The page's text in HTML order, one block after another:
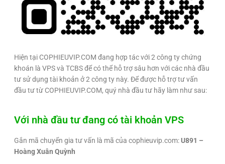
Hiện tại COPHIEUVIP.COM đang hợp tác với 2 công ty chứng
khoán là VPS và TCBS để có thể hỗ trợ sâu hơn với các nhà đầu
tư sử dụng tài khoản ở 2 công ty này. Để được hỗ trợ tư vấn
đầu tư từ COPHIEUVIP.COM, quý nhà đầu tư hãy làm như sau:
Với nhà đầu tư đang có tài khoản VPS
Gắn mã chuyển gia tư vấn là mã của cophieuvip.com:U891 –
Hoàng Xuân Quỳnh